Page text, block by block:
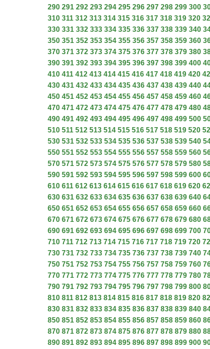
290 291 292 293 294 295 296 297 298 299 300
310 311 312 313 314 315 316 317 318 319 320
330 331 332 333 334 335 336 337 338 339 340
350 351 352 353 354 355 356 357 358 359 360
370 371 372 373 374 375 376 377 378 379 380
390 391 392 393 394 395 396 397 398 399 400
410 411 412 413 414 415 416 417 418 419 420
430 431 432 433 434 435 436 437 438 439 440
450 451 452 453 454 455 456 457 458 459 460
470 471 472 473 474 475 476 477 478 479 480
490 491 492 493 494 495 496 497 498 499 500
510 511 512 513 514 515 516 517 518 519 520
530 531 532 533 534 535 536 537 538 539 540
550 551 552 553 554 555 556 557 558 559 560
570 571 572 573 574 575 576 577 578 579 580
590 591 592 593 594 595 596 597 598 599 600
610 611 612 613 614 615 616 617 618 619 620
630 631 632 633 634 635 636 637 638 639 640
650 651 652 653 654 655 656 657 658 659 660
670 671 672 673 674 675 676 677 678 679 680
690 691 692 693 694 695 696 697 698 699 700
710 711 712 713 714 715 716 717 718 719 720
730 731 732 733 734 735 736 737 738 739 740
750 751 752 753 754 755 756 757 758 759 760
770 771 772 773 774 775 776 777 778 779 780
790 791 792 793 794 795 796 797 798 799 800
810 811 812 813 814 815 816 817 818 819 820
830 831 832 833 834 835 836 837 838 839 840
850 851 852 853 854 855 856 857 858 859 860
870 871 872 873 874 875 876 877 878 879 880
890 891 892 893 894 895 896 897 898 899 900